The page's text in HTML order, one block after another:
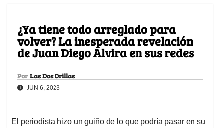
¿Ya tiene todo arreglado para
volver? La inesperada revelación
de Juan Diego Alvira en sus redes
Por Las Dos Orillas
JUN 6, 2023
El periodista hizo un guiño de lo que podría pasar en su